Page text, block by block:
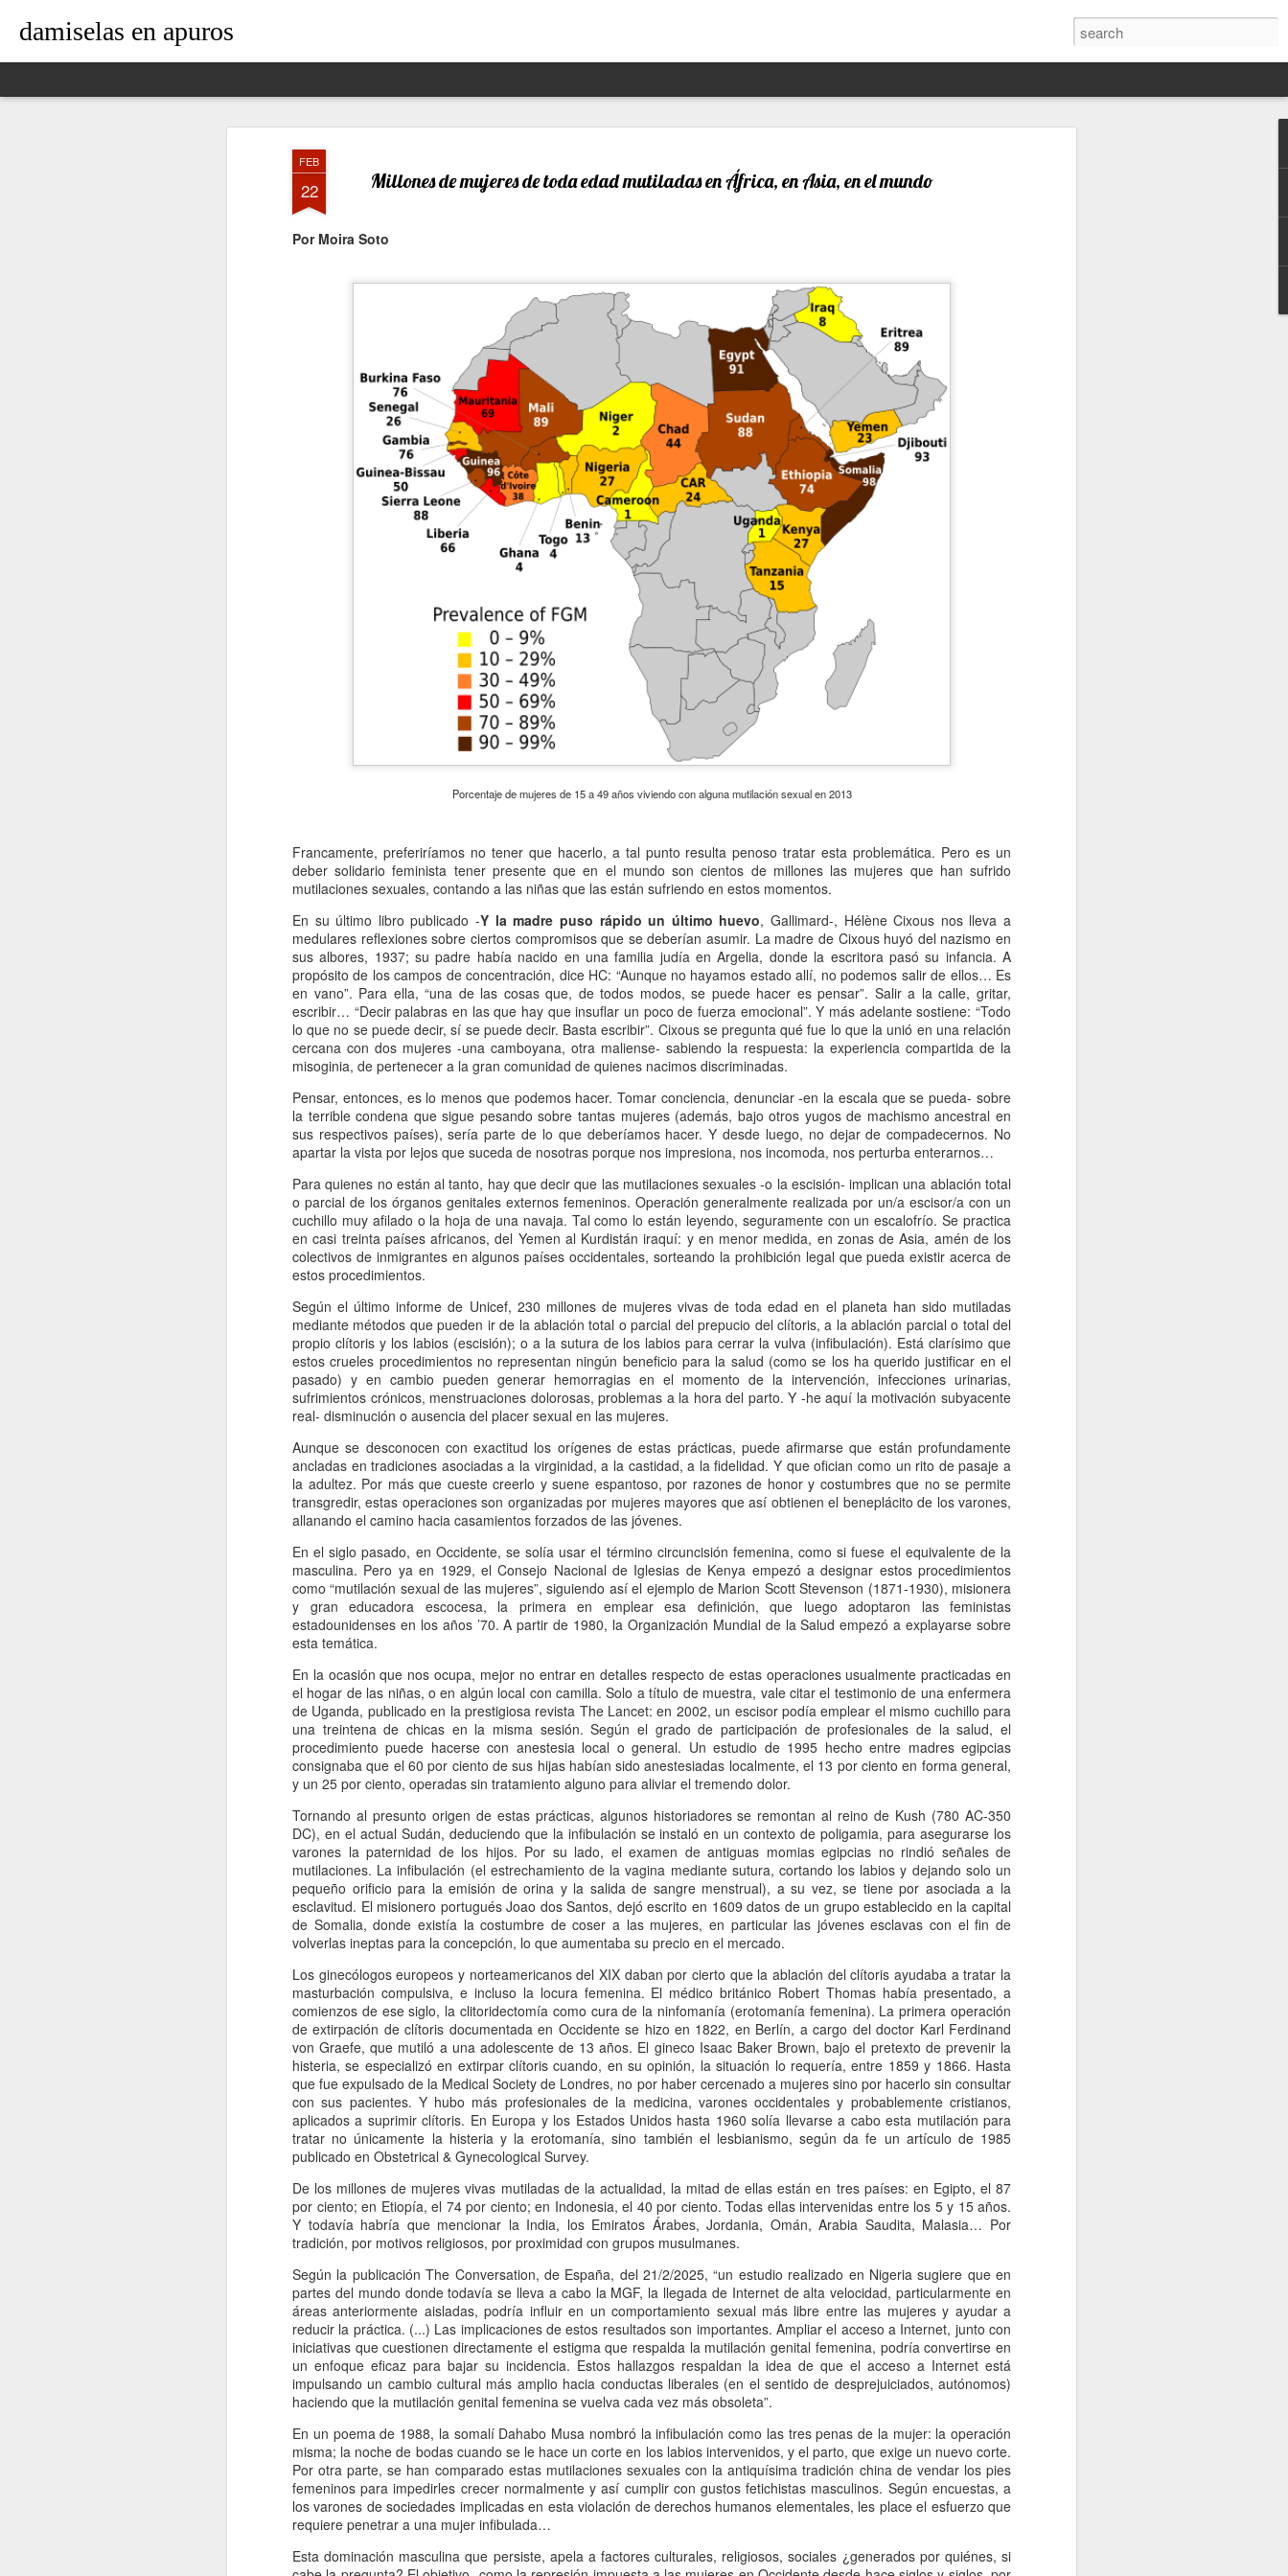
FEB
22 Millones de mujeres de toda edad mutiladas en África, en Asia, en el mundo
Por Moira Soto
Porcentaje de mujeres de 15 a 49 años viviendo con alguna mutilación sexual en 2013
Francamente, preferiríamos no tener que hacerlo, a tal punto resulta penoso tratar esta problemática. Pero es un
deber solidario feminista tener presente que en el mundo son cientos de millones las mujeres que han sufrido
mutilaciones sexuales, contando a las niñas que las están sufriendo en estos momentos.
En su último libro publicado -Y la madre puso rápido un último huevo, Gallimard-, Hélène Cixous nos lleva a
medulares reflexiones sobre ciertos compromisos que se deberían asumir. La madre de Cixous huyó del nazismo en
sus albores, 1937; su padre había nacido en una familia judía en Argelia, donde la escritora pasó su infancia. A
propósito de los campos de concentración, dice HC: “Aunque no hayamos estado allí, no podemos salir de ellos… Es
en vano”. Para ella, “una de las cosas que, de todos modos, se puede hacer es pensar”. Salir a la calle, gritar,
escribir… “Decir palabras en las que hay que insuflar un poco de fuerza emocional”. Y más adelante sostiene: “Todo
lo que no se puede decir, sí se puede decir. Basta escribir”. Cixous se pregunta qué fue lo que la unió en una relación
cercana con dos mujeres -una camboyana, otra maliense- sabiendo la respuesta: la experiencia compartida de la
misoginia, de pertenecer a la gran comunidad de quienes nacimos discriminadas.
Pensar, entonces, es lo menos que podemos hacer. Tomar conciencia, denunciar -en la escala que se pueda- sobre
la terrible condena que sigue pesando sobre tantas mujeres (además, bajo otros yugos de machismo ancestral en
sus respectivos países), sería parte de lo que deberíamos hacer. Y desde luego, no dejar de compadecernos. No
apartar la vista por lejos que suceda de nosotras porque nos impresiona, nos incomoda, nos perturba enterarnos…
Para quienes no están al tanto, hay que decir que las mutilaciones sexuales -o la escisión- implican una ablación total
o parcial de los órganos genitales externos femeninos. Operación generalmente realizada por un/a escisor/a con un
cuchillo muy afilado o la hoja de una navaja. Tal como lo están leyendo, seguramente con un escalofrío. Se practica
en casi treinta países africanos, del Yemen al Kurdistán iraquí: y en menor medida, en zonas de Asia, amén de los
colectivos de inmigrantes en algunos países occidentales, sorteando la prohibición legal que pueda existir acerca de
estos procedimientos.
Según el último informe de Unicef, 230 millones de mujeres vivas de toda edad en el planeta han sido mutiladas
mediante métodos que pueden ir de la ablación total o parcial del prepucio del clítoris, a la ablación parcial o total del
propio clítoris y los labios (escisión); o a la sutura de los labios para cerrar la vulva (infibulación). Está clarísimo que
estos crueles procedimientos no representan ningún beneficio para la salud (como se los ha querido justificar en el
pasado) y en cambio pueden generar hemorragias en el momento de la intervención, infecciones urinarias,
sufrimientos crónicos, menstruaciones dolorosas, problemas a la hora del parto. Y -he aquí la motivación subyacente
real- disminución o ausencia del placer sexual en las mujeres.
Aunque se desconocen con exactitud los orígenes de estas prácticas, puede afirmarse que están profundamente
ancladas en tradiciones asociadas a la virginidad, a la castidad, a la fidelidad. Y que ofician como un rito de pasaje a
la adultez. Por más que cueste creerlo y suene espantoso, por razones de honor y costumbres que no se permite
transgredir, estas operaciones son organizadas por mujeres mayores que así obtienen el beneplácito de los varones,
allanando el camino hacia casamientos forzados de las jóvenes.
En el siglo pasado, en Occidente, se solía usar el término circuncisión femenina, como si fuese el equivalente de la
masculina. Pero ya en 1929, el Consejo Nacional de Iglesias de Kenya empezó a designar estos procedimientos
como “mutilación sexual de las mujeres”, siguiendo así el ejemplo de Marion Scott Stevenson (1871-1930), misionera
y gran educadora escocesa, la primera en emplear esa definición, que luego adoptaron las feministas
estadounidenses en los años ’70. A partir de 1980, la Organización Mundial de la Salud empezó a explayarse sobre
esta temática.
En la ocasión que nos ocupa, mejor no entrar en detalles respecto de estas operaciones usualmente practicadas en
el hogar de las niñas, o en algún local con camilla. Solo a título de muestra, vale citar el testimonio de una enfermera
de Uganda, publicado en la prestigiosa revista The Lancet: en 2002, un escisor podía emplear el mismo cuchillo para
una treintena de chicas en la misma sesión. Según el grado de participación de profesionales de la salud, el
procedimiento puede hacerse con anestesia local o general. Un estudio de 1995 hecho entre madres egipcias
consignaba que el 60 por ciento de sus hijas habían sido anestesiadas localmente, el 13 por ciento en forma general,
y un 25 por ciento, operadas sin tratamiento alguno para aliviar el tremendo dolor.
Tornando al presunto origen de estas prácticas, algunos historiadores se remontan al reino de Kush (780 AC-350
DC), en el actual Sudán, deduciendo que la infibulación se instaló en un contexto de poligamia, para asegurarse los
varones la paternidad de los hijos. Por su lado, el examen de antiguas momias egipcias no rindió señales de
mutilaciones. La infibulación (el estrechamiento de la vagina mediante sutura, cortando los labios y dejando solo un
pequeño orificio para la emisión de orina y la salida de sangre menstrual), a su vez, se tiene por asociada a la
esclavitud. El misionero portugués Joao dos Santos, dejó escrito en 1609 datos de un grupo establecido en la capital
de Somalia, donde existía la costumbre de coser a las mujeres, en particular las jóvenes esclavas con el fin de
volverlas ineptas para la concepción, lo que aumentaba su precio en el mercado.
Los ginecólogos europeos y norteamericanos del XIX daban por cierto que la ablación del clítoris ayudaba a tratar la
masturbación compulsiva, e incluso la locura femenina. El médico británico Robert Thomas había presentado, a
comienzos de ese siglo, la clitoridectomía como cura de la ninfomanía (erotomanía femenina). La primera operación
de extirpación de clítoris documentada en Occidente se hizo en 1822, en Berlín, a cargo del doctor Karl Ferdinand
von Graefe, que mutiló a una adolescente de 13 años. El gineco Isaac Baker Brown, bajo el pretexto de prevenir la
histeria, se especializó en extirpar clítoris cuando, en su opinión, la situación lo requería, entre 1859 y 1866. Hasta
que fue expulsado de la Medical Society de Londres, no por haber cercenado a mujeres sino por hacerlo sin consultar
con sus pacientes. Y hubo más profesionales de la medicina, varones occidentales y probablemente cristianos,
aplicados a suprimir clítoris. En Europa y los Estados Unidos hasta 1960 solía llevarse a cabo esta mutilación para
tratar no únicamente la histeria y la erotomanía, sino también el lesbianismo, según da fe un artículo de 1985
publicado en Obstetrical & Gynecological Survey.
De los millones de mujeres vivas mutiladas de la actualidad, la mitad de ellas están en tres países: en Egipto, el 87
por ciento; en Etiopía, el 74 por ciento; en Indonesia, el 40 por ciento. Todas ellas intervenidas entre los 5 y 15 años.
Y todavía habría que mencionar la India, los Emiratos Árabes, Jordania, Omán, Arabia Saudita, Malasia… Por
tradición, por motivos religiosos, por proximidad con grupos musulmanes.
Según la publicación The Conversation, de España, del 21/2/2025, “un estudio realizado en Nigeria sugiere que en
partes del mundo donde todavía se lleva a cabo la MGF, la llegada de Internet de alta velocidad, particularmente en
áreas anteriormente aisladas, podría influir en un comportamiento sexual más libre entre las mujeres y ayudar a
reducir la práctica. (...) Las implicaciones de estos resultados son importantes. Ampliar el acceso a Internet, junto con
iniciativas que cuestionen directamente el estigma que respalda la mutilación genital femenina, podría convertirse en
un enfoque eficaz para bajar su incidencia. Estos hallazgos respaldan la idea de que el acceso a Internet está
impulsando un cambio cultural más amplio hacia conductas liberales (en el sentido de desprejuiciados, autónomos)
haciendo que la mutilación genital femenina se vuelva cada vez más obsoleta”.
En un poema de 1988, la somalí Dahabo Musa nombró la infibulación como las tres penas de la mujer: la operación
misma; la noche de bodas cuando se le hace un corte en los labios intervenidos, y el parto, que exige un nuevo corte.
Por otra parte, se han comparado estas mutilaciones sexuales con la antiquísima tradición china de vendar los pies
femeninos para impedirles crecer normalmente y así cumplir con gustos fetichistas masculinos. Según encuestas, a
los varones de sociedades implicadas en esta violación de derechos humanos elementales, les place el esfuerzo que
requiere penetrar a una mujer infibulada…
Esta dominación masculina que persiste, apela a factores culturales, religiosos, sociales ¿generados por quiénes, si
damiselas en apuros
13
un afortunado encuentro escénico
Arendt (1906- 1975) resuena con desgraciada vigencia en este siglo
21, en estos precisos momentos de amenaza a las democracias,
de hechos de ilegalidad y crueldad crecientes por parte de las
grandes potencias, de gobiernos talibanes, de un avance alucinante
de la ultraderecha más reaccionaria, caprichosa y avasalladora.
Arendt, de cuya muerte a los 69 se cumplieron 50 años en
diciembre pasado, fue una pensadora alemana -de origen judío-
original, audaz, a contracorriente, inconformista, libre de toda
atadura, que no le temió a la polémica.
Retorno ilusionado a
Carmen Martín Gaite
Por Cecilia Sorrentino
“Una vuelve siempre a los viejos
sitios donde amó la vida”, canta
Chavela. Y aunque su amigo de
Úbeda la contradiga en otra
canción: “al lugar donde has sido
feliz no debieras tratar de volver”,
yo regreso a Nubosidad variable,
la novela de Carmen Martín Gaite,
veinte años después.
Tiene algo de aventura. Quizás no
recupere aquel estado de
podrían suscitarse otros nuevos.
Será un reencuentro con mis
marcas y subrayados.
JAN
13
Escribir contra toda
adversidad (estrepitosa)
Por Teresa Donato
Cuando estudiaba en la facultad,
preparando el examen de
etnografía -el más difícil de la
carrera-, hubo un día que, entre
fichas, fotocopias, libros, café,
puchos y la Olivetti portátil
celeste, me dije: “Esto es lo que
quiero hacer toda la vida”.
Mientras estaba leyendo y
escribiendo en silencio encerrada
en mi habitación, las horas no
pasaban. Me veo tal cual, como si
JAN
13
Marta Lubos (16/8/1943-
27/3/2026): Retrato de
una mujer en armonía
Hace 10 años, ella fue la "chica
de tapa" de Damiselas: una
denominación que seguramente le
habría dado risa a Marta Lubos,
una artista en absoluto pagada de
sí misma, una persona libre de
toda presunción y más bien
renuente a dar entrevistas. Pero
afortunadamente, se avino a
responder, afable y espontánea,
divertida o apasionada -según el
tema-, siempre yendo al punto,
apareciendo la pianista, la
escultora, la cocinera que brinda
una receta.
JAN Un cavaliere della patria
“Ser abofeteado teniendo las
manos atadas detrás de la
espalda
es algo que no le deseo a nadie”.
Amadeo Novello. Diario de guerra.
estrellada. Cuenta que avanzaban
arrastrándose por tierra solo
cuando las nubes tapaban la luna.
Es que esta iluminaba demasiado
pedregullo llena de barro y de
pozos de la zona de montaña por
la que se desplazaban, bajo el
cielo de Yugoslavia.
JAN
13
Damiselas Nº 1, a modo de editorial
Allá por las postrimerías del año 2012 se publicó la primera
edición de Damiselas en apuros, precedida del siguiente introito:
Lo primero que hay que saber es que una damisela no es ni una dama
ni una damita (dicho esto siguiendo las instrucciones de T.S. Eliot para
saber diferenciar un gato de un perro).
JAN Gaby Ferrero (1/7/1961- 20/1/2026)
entre el shock y un enorme desconsuelo. Tan adorable y honesta como
persona, tan excelente y angelada como actriz, tan amorosa y atenta
en su maternidad elegida y conquistada palmo a palmo... Cómo no
pensar en su queridísimo hijo adoptivo Osqui Ferrero, que resultó,
jovencísimo, una notable revelación como actor en Más bello que la
muerte (2022).
JAN
13
Mi Rob Reiner privado
Por Moira Soto
Narrador de varios cuentos románticos fílmicos para gente adulta,
persona muy querida en la farándula hollywoodense y más allá,
comprometido activista del partido demócrata, Rob Reiner -como es
muy sabido por la difusión que tuvo la noticia- fue víctima de la muerte
más horrible que pudiera tener alguien de sus quilates. Una jugarreta
malvada del destino que, en general -salvo a individuos desalmados
JAN
13
Mi padre lee
Por María José Eyras
A Ciro Ramón Eyras, 1932-2019
Detrás de la ventana, junto al fuego, mi padre lee.
Si pienso en él, lo veo así, leyendo, la cabeza gris detrás del vidrio. Es
una visión fugaz, apenas un segundo, la de mi padre, sentado de
espaldas, en su casita de fin de semana, en un barrio cerrado de la
zona Sur.
JAN
13
Al fin sola y, a la vez, tan bien acompañada
Por Guadalupe Treibel
“La soledad implica que, aunque esté sola, estoy con alguien; es decir,
conmigo misma. Significa que soy dos en uno”, apuntó alguna vez la
filósofa fuera de serie Hannah Arendt, y esa frase es la llave que cierra
el recorrido de Enfin seule (“Por fin sola”), libro de la periodista y
podcaster Lauren Bastide que acaba de editarse en Francia con muy
favorable acogida.
JAN
13
Ganando dos verdaderos amores
Por Caro Alfonso
Hace un año, Mona me salvó la vida. Llegué a la casa de mi hermana
después de manejar muchas horas escuchando la misma lista de
temas desde que salí de mi casa.
JAN
13
La lectora de la lectora
Por Cecilia Sorrentino
A veces, la lectora regresa a libros entrañables que leyó hace tiempo.
Esta tarde le gustaría volver a Virginia Woolf.
Toma un libro al azar y lo abre. Inmediatamente reconoce el cuarto.
Recorre algunas líneas…
Virginia no está en su escritorio. Junto a la ventana, el pequeño sillón
concentra la última luz que llega del jardín. Virginia lee. Algunas tardes
lee, entre el té y la cena.
JAN ¿Broncearse? ¡Un quemo!